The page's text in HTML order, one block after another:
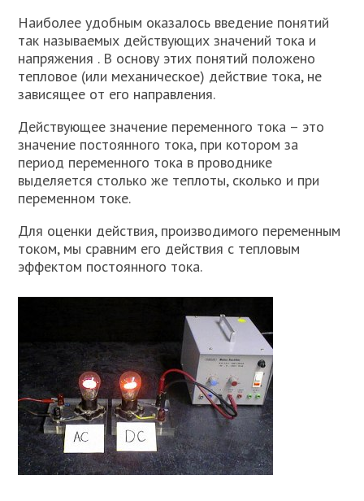
Наиболее удобным оказалось введение понятий
так называемых действующих значений тока и
напряжения . В основу этих понятий положено
тепловое (или механическое) действие тока, не
зависящее от его направления.
Действующее значение переменного тока – это
значение постоянного тока, при котором за
период переменного тока в проводнике
выделяется столько же теплоты, сколько и при
переменном токе.
Для оценки действия, производимого переменным
током, мы сравним его действия с тепловым
эффектом постоянного тока.